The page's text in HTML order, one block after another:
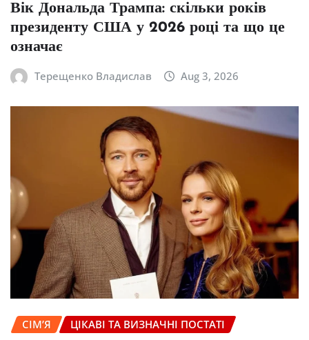
Вік Дональда Трампа: скільки років
президенту США у 2026 році та що це
означає
Терещенко Владислав Aug 3, 2026
СІМ’Я ЦІКАВІ ТА ВИЗНАЧНІ ПОСТАТІ